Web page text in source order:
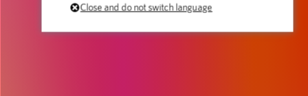
Close and do not switch language